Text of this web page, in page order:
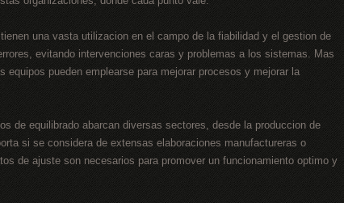
una vasta utilizacion en el campo de la fiabilidad y el gestion de
evitando intervenciones caras y problemas a los sistemas. Mas
equipos pueden emplearse para mejorar procesos y mejorar la
de equilibrado abarcan diversas sectores, desde la produccion de
si se considera de extensas elaboraciones manufactureras o
de ajuste son necesarios para promover un funcionamiento optimo y